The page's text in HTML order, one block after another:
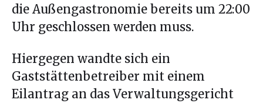
die Außengastronomie bereits um 22:00
Uhr geschlossen werden muss.
Hiergegen wandte sich ein
Gaststättenbetreiber mit einem
Eilantrag an das Verwaltungsgericht